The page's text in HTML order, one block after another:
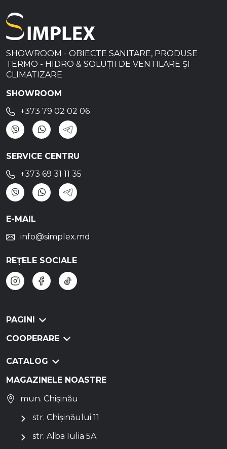
SHOWROOM - OBIECTE SANITARE, PRODUSE
TERMO - HIDRO & SOLUȚII DE VENTILARE ȘI
CLIMATIZARE
SHOWROOM
+373 79 02 02 06
SERVICE CENTRU
+373 69 31 11 35
E-MAIL
info@simplex.md
REȚELE SOCIALE
PAGINI
COOPERARE
CATALOG
MAGAZINELE NOASTRE
mun. Chișinău
str. Chișinăului 11
str. Alba Iulia 5A